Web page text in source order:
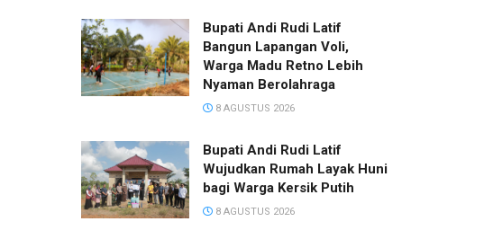
Bupati Andi Rudi Latif
Bangun Lapangan Voli,
Warga Madu Retno Lebih
Nyaman Berolahraga
8 AGUSTUS 2026
Bupati Andi Rudi Latif
Wujudkan Rumah Layak Huni
bagi Warga Kersik Putih
8 AGUSTUS 2026